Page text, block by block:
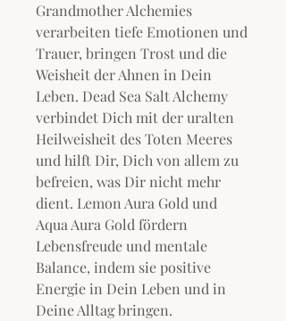
Grandmother Alchemies
verarbeiten tiefe Emotionen und
Trauer, bringen Trost und die
Weisheit der Ahnen in Dein
Leben. Dead Sea Salt Alchemy
verbindet Dich mit der uralten
Heilweisheit des Toten Meeres
und hilft Dir, Dich von allem zu
befreien, was Dir nicht mehr
dient. Lemon Aura Gold und
Aqua Aura Gold fördern
Lebensfreude und mentale
Balance, indem sie positive
Energie in Dein Leben und in
Deine Alltag bringen.